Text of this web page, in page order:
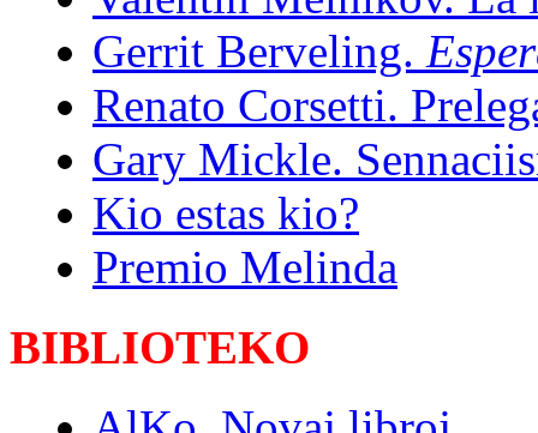
Gerrit Berveling.
Renato Corsetti.
Gary Mickle.
Kio estas kio?
Premio Melinda
BIBLIOTEKO